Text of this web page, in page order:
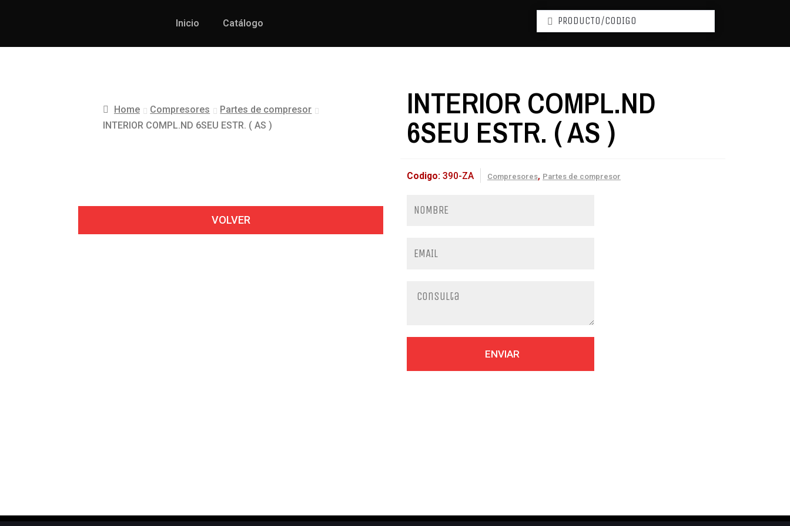
Inicio Catálogo
Home Compresores
Partes de compresor
INTERIOR COMPL.ND 6SEU ESTR. ( AS )
VOLVER
INTERIOR COMPL.ND
6SEU ESTR. ( AS )
Codigo: 390-ZA Compresores, Partes de compresor